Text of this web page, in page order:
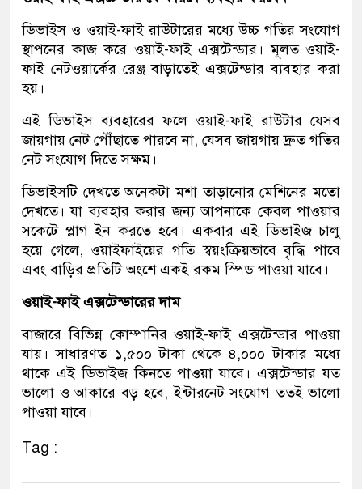
ডিভাইস ও ওয়াই-ফাই রাউটারের মধ্যে উচ্চ গতির সংযোগ
স্থাপনের কাজ করে ওয়াই-ফাই এক্সটেন্ডার। মূলত ওয়াই-
ফাই নেটওয়ার্কের রেঞ্জ বাড়াতেই এক্সটেন্ডার ব্যবহার করা
হয়।
এই ডিভাইস ব্যবহারের ফলে ওয়াই-ফাই রাউটার যেসব
জায়গায় নেট পৌঁছাতে পারবে না, যেসব জায়গায় দ্রুত গতির
নেট সংযোগ দিতে সক্ষম।
ডিভাইসটি দেখতে অনেকটা মশা তাড়ানোর মেশিনের মতো
দেখতে। যা ব্যবহার করার জন্য আপনাকে কেবল পাওয়ার
সকেটে প্লাগ ইন করতে হবে। একবার এই ডিভাইজ চালু
হয়ে গেলে, ওয়াইফাইয়ের গতি স্বয়ংক্রিয়ভাবে বৃদ্ধি পাবে
এবং বাড়ির প্রতিটি অংশে একই রকম স্পিড পাওয়া যাবে।
ওয়াই-ফাই এক্সটেন্ডারের দাম
বাজারে বিভিন্ন কোম্পানির ওয়াই-ফাই এক্সটেন্ডার পাওয়া
যায়। সাধারণত ১,৫০০ টাকা থেকে ৪,০০০ টাকার মধ্যে
থাকে এই ডিভাইজ কিনতে পাওয়া যাবে। এক্সটেন্ডার যত
ভালো ও আকারে বড় হবে, ইন্টারনেট সংযোগ ততই ভালো
পাওয়া যাবে।
Tag :